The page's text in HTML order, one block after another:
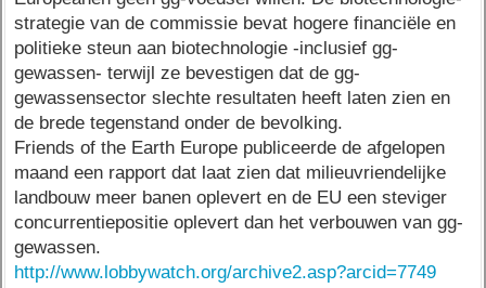
strategie van de commissie bevat hogere financiële en
politieke steun aan biotechnologie -inclusief gg-
gewassen- terwijl ze bevestigen dat de gg-
gewassensector slechte resultaten heeft laten zien en
de brede tegenstand onder de bevolking.
Friends of the Earth Europe publiceerde de afgelopen
maand een rapport dat laat zien dat milieuvriendelijke
landbouw meer banen oplevert en de EU een steviger
concurrentiepositie oplevert dan het verbouwen van gg-
gewassen.
http://www.lobbywatch.org/archive2.asp?arcid=7749